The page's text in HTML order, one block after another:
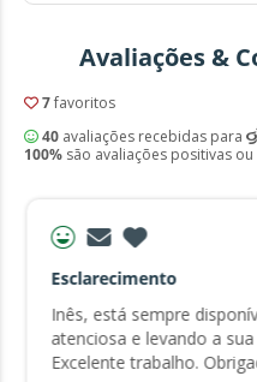
Avaliações &
7favoritos
40avaliações recebidas para
100%são avaliações positivas
Esclarecimento
Inês, está sempre
atenciosa e levando a
Excelente trabalho.